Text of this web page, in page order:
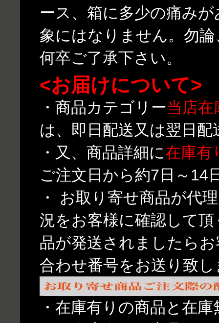
ース、箱に多少の痛み
象にはなりません。勿
何卒ご了承下さい。
<お届けについて>
・商品カテゴリー当店在
は、即日配送又は翌日
・又、商品詳細に在庫有
ご注文日から約7日～14
・ お取り寄せ商品が代
況をお客様に確認して
品が発送されましたら
合わせ番号をお送り致し
・在庫有りの商品と在